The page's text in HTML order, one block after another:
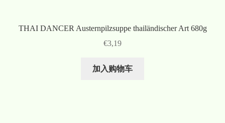
THAI DANCER Austernpilzsuppe thailändischer Art 680g
€3,19
加入购物车